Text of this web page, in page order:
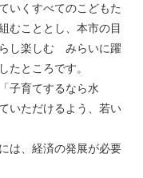
いくすべてのこどもた
むこととし、本市の目
し楽しむ みらいに躍
ところです。
子育てするなら水
いただけるよう、若い
は、経済の発展が必要